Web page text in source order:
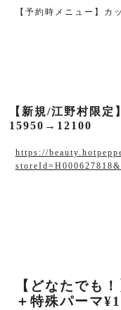
【予約時メニュー】カ
【新規/江野村限定
15950→12100
https://
【どなたでも
＋特殊パーマ